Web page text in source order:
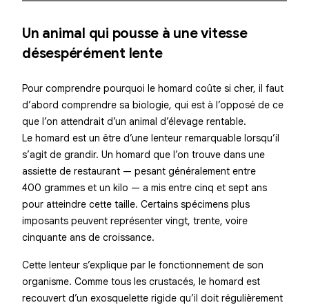
Un animal qui pousse à une vitesse
désespérément lente
Pour comprendre pourquoi le homard coûte si cher, il faut
d’abord comprendre sa biologie, qui est à l’opposé de ce
que l’on attendrait d’un animal d’élevage rentable.
Le homard est un être d’une lenteur remarquable lorsqu’il
s’agit de grandir. Un homard que l’on trouve dans une
assiette de restaurant — pesant généralement entre
400 grammes et un kilo — a mis entre cinq et sept ans
pour atteindre cette taille. Certains spécimens plus
imposants peuvent représenter vingt, trente, voire
cinquante ans de croissance.
Cette lenteur s’explique par le fonctionnement de son
organisme. Comme tous les crustacés, le homard est
recouvert d’un exosquelette rigide qu’il doit régulièrement